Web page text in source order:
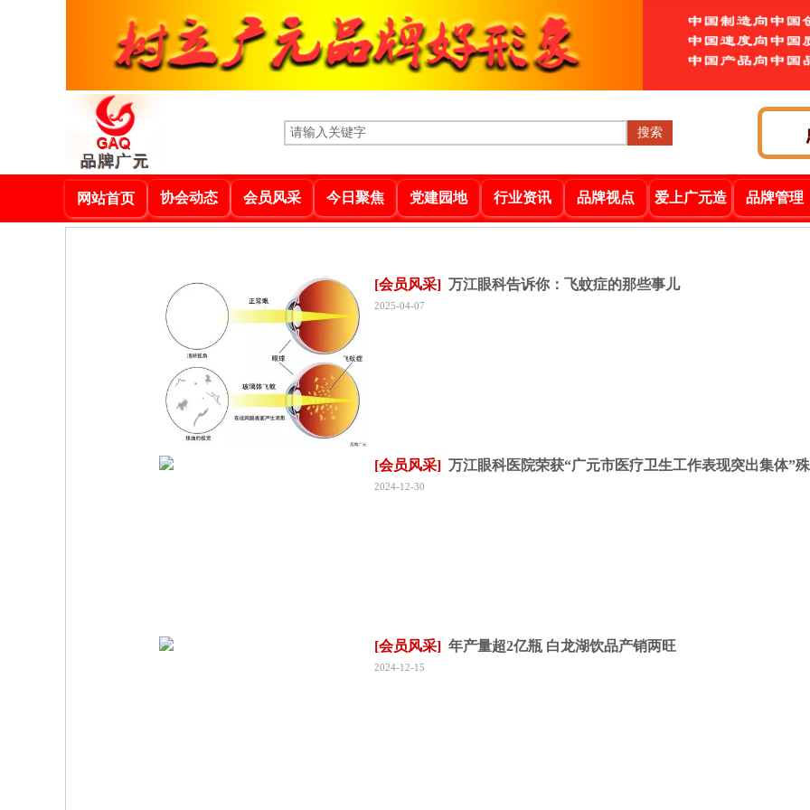
搜索
协会动态 品牌视点
今日聚焦 行业资讯
会员风采 党建园地 爱上广元造 品牌管理
网站首页
[会员风采] 万江眼科告诉你：飞蚊症的那些事儿
2025-04-07
[会员风采] 万江眼科医院荣获“广元市医疗卫生工作表现突出集体”
2024-12-30
[会员风采] 年产量超2亿瓶 白龙湖饮品产销两旺
2024-12-15